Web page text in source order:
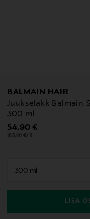
BALMAIN HAIR
Juukselakk Balmain
300 ml
Original Price
54,90 €
183,00 €/1l
LISA